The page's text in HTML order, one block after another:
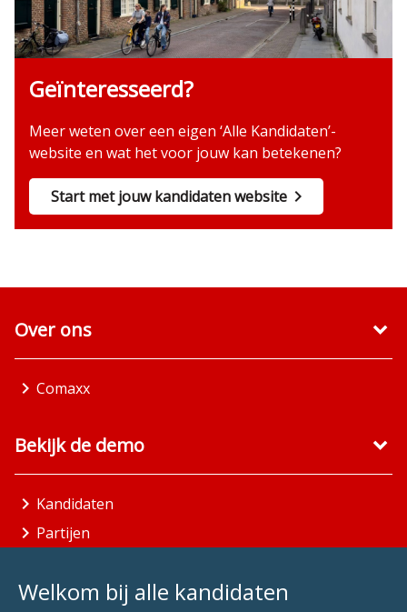
Geïnteresseerd?
Meer weten over een eigen ‘Alle Kandidaten’-
website en wat het voor jouw kan betekenen?
Start met jouw kandidaten website
Welkom bij alle kandidaten
Over ons
Comaxx
Bekijk de demo
Kandidaten
Partijen
Aandachtsgebieden